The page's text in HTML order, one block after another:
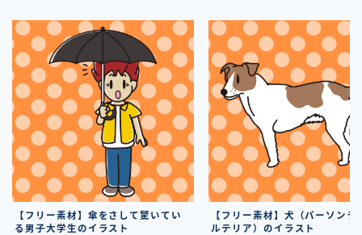
【フリー素材】傘をさして驚いてい
る男子大学生のイラスト
【フリー素材】犬（パーソンラ
ルテリア）のイラスト